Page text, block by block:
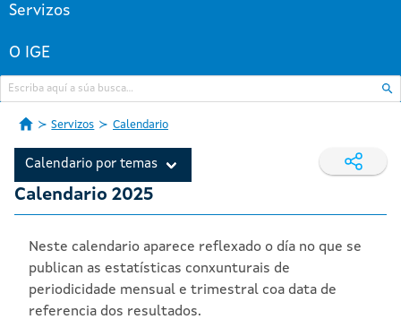
Servizos
O IGE
Servizos Calendario
Calendario por temas
Calendario 2025
Neste calendario aparece reflexado o día no que se
publican as estatísticas conxunturais de
periodicidade mensual e trimestral coa data de
referencia dos resultados.